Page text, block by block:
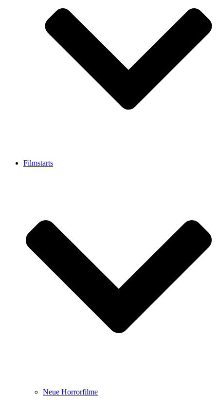
Filmstarts
Neue Horrorfilme